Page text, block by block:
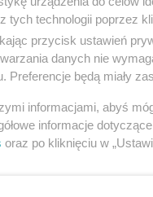
tych technologii poprzez
przycisk ustawień
danych nie
Preferencje będą miały
informacjami, abyś
informacje
oraz po kliknięciu w